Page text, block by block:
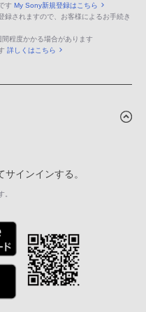
す My Sony新規登録はこちら
録されますので、お客様によるお手続き
程度かかる場合があります
詳しくはこちら
インインする。
。